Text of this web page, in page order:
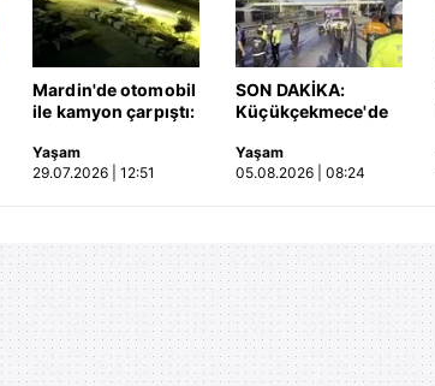
Mardin'de otomobil
ile kamyon çarpıştı:
hayatını kaybetti!
Kaza anı kamerada
Yaşam
29.07.2026 | 12:51
SON DAKİKA:
Küçükçekmece'de
Otomobil, İETT
otobüsüne çarptı: 3
Yaşam
05.08.2026 | 08:24